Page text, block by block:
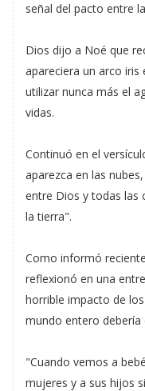
señal del pacto entre
Dios dijo a Noé que
apareciera un arco
utilizar nunca más el
vidas.
Continuó en el
aparezca en las
entre Dios y todas las
la tierra".
Como informó
reflexionó en una
horrible impacto de
mundo entero debería
"Cuando vemos a
mujeres y a sus hijos